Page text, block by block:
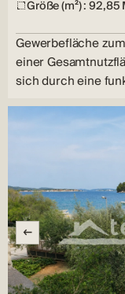
Größe (m²) : 92,85
Gewerbefläche
einer
sich durch eine